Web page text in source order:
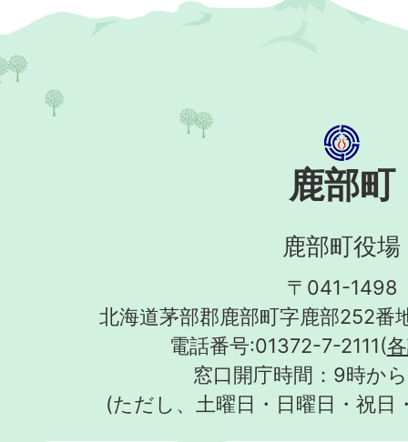
鹿部町
鹿部町役場
〒041-1498
北海道茅部郡鹿部町字鹿部252番
電話番号:01372-7-2111(
窓口開庁時間：9時か
(ただし、土曜日・日曜日・祝日